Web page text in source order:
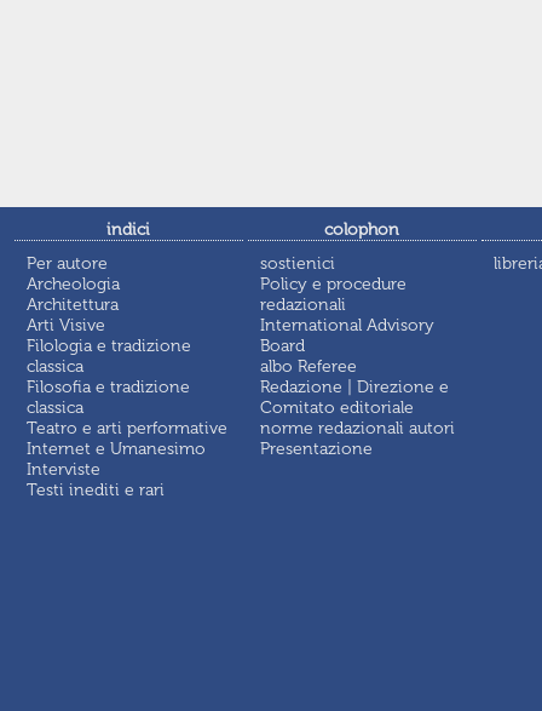
indici
Per autore
Archeologia
Architettura
Arti Visive
Filologia e tradizione
classica
Filosofia e tradizione
classica
Teatro e arti performative
Internet e Umanesimo
Interviste
Testi inediti e rari
colophon
sostienici
Policy e procedure
redazionali
International Advisory
Board
albo Referee
Redazione | Direzione e
Comitato editoriale
norme redazionali autori
Presentazione